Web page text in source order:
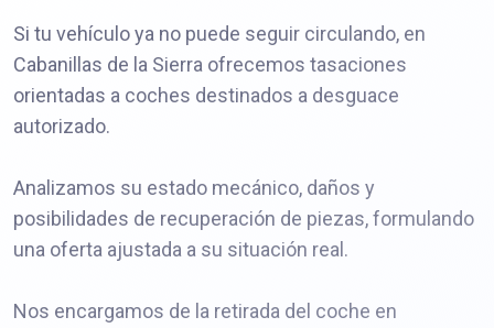
Si tu vehículo ya no puede seguir circulando, en
Cabanillas de la Sierra ofrecemos tasaciones
orientadas a coches destinados a desguace
autorizado.
Analizamos su estado mecánico, daños y
posibilidades de recuperación de piezas, formulando
una oferta ajustada a su situación real.
Nos encargamos de la retirada del coche en